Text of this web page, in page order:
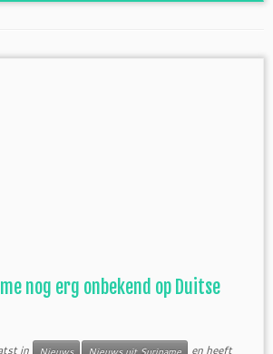
nog erg onbekend op Duitse
in Nieuws Nieuws uit Suriname
en heeft